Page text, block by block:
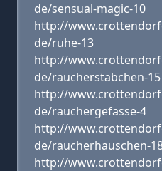
de/sensual-magic-10
http://
de/ruhe-13
http://
de/raucherstabchen-15
http://
de/rauchergefasse-4
http://
de/raucherhauschen-
http://